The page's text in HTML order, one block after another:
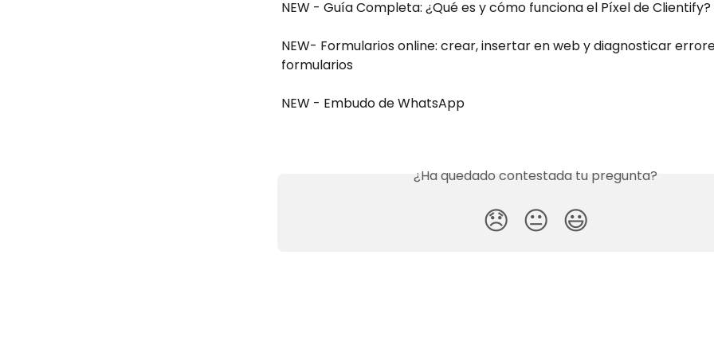
NEW - Guía Completa: ¿Qué es y cómo funciona el Píxel de Clientify?
NEW- Formularios online: crear, insertar en web y diagnosticar
formularios
NEW - Embudo de WhatsApp
¿Ha quedado contestada tu pregunta?
😞 😐 😃